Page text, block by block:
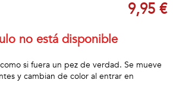
9,95 €
no está disponible
si fuera un pez de verdad. Se mueve
y cambian de color al entrar en